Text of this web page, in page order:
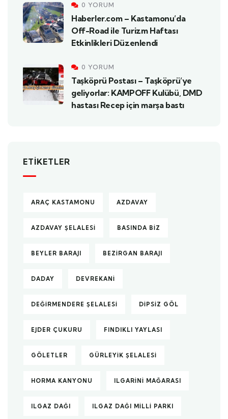
0 YORUM
Haberler.com – Kastamonu’da
Off-Road ile Turizm Haftası
Etkinlikleri Düzenlendi
0 YORUM
Taşköprü Postası – Taşköprü’ye
geliyorlar: KAMPOFF Kulübü, DMD
hastası Recep için marşa bastı
ETIKETLER
ARAÇ KASTAMONU AZDAVAY
AZDAVAY ŞELALESI BASINDA BIZ
BEYLER BARAJI BEZIRGAN BARAJI
DADAY DEVREKANI
DEĞIRMENDERE ŞELALESI DIPSIZ GÖL
EJDER ÇUKURU FINDIKLI YAYLASI
GÖLETLER GÜRLEYIK ŞELALESI
HORMA KANYONU ILGARINI MAĞARASI
ILGAZ DAĞI ILGAZ DAĞI MILLI PARKI